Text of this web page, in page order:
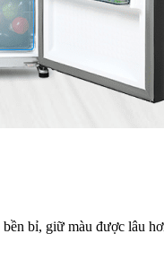
bỉ, giữ màu được lâu